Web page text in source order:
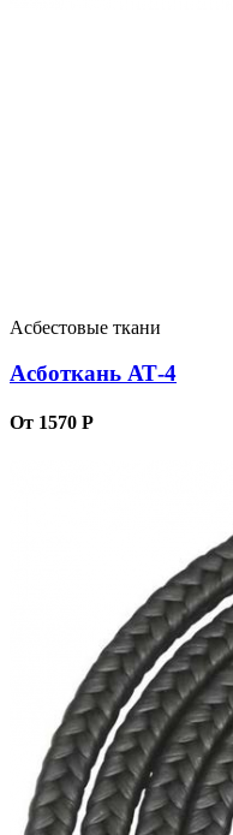
Асбестовые ткани
Асботкань АТ-4
От 1570 Р